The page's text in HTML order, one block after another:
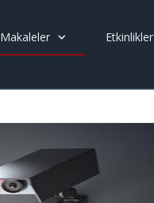
Makaleler Etkinlikler